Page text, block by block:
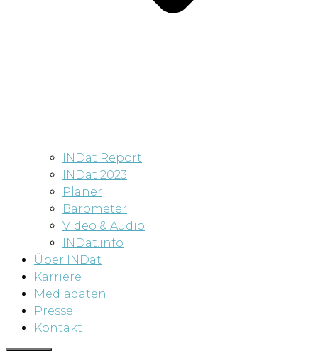
INDat Report
INDat 2023
Planer
Barometer
Video & Audio
INDat.info
Über INDat
Karriere
Mediadaten
Presse
Kontakt